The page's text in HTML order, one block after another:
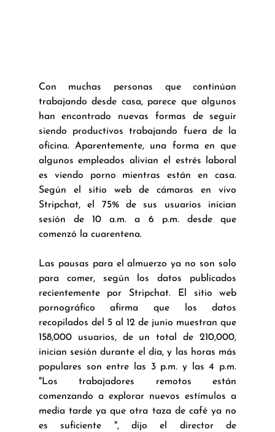
Con muchas personas que continúan
trabajando desde casa, parece que algunos
han encontrado nuevas formas de seguir
siendo productivos trabajando fuera de la
oficina. Aparentemente, una forma en que
algunos empleados alivian el estrés laboral
es viendo porno mientras están en casa.
Según el sitio web de cámaras en vivo
Stripchat, el 75% de sus usuarios inician
sesión de 10 a.m. a 6 p.m. desde que
comenzó la cuarentena.
Las pausas para el almuerzo ya no son solo
para comer, según los datos publicados
recientemente por Stripchat. El sitio web
pornográfico afirma que los datos
recopilados del 5 al 12 de junio muestran que
158,000 usuarios, de un total de 210,000,
inician sesión durante el día, y las horas más
populares son entre las 3 p.m. y las 4 p.m.
"Los trabajadores remotos están
comenzando a explorar nuevos estímulos a
media tarde ya que otra taza de café ya no
es suficiente ", dijo el director de